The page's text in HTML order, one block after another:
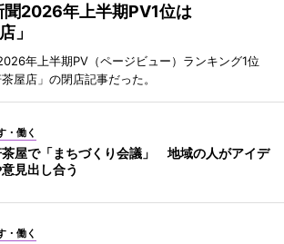
聞2026年上半期PV1位は
」
年上半期PV（ページビュー）ランキング1位
屋店」の閉店記事だった。
・働く
茶屋で「まちづくり会議」 地域の人がアイデ
見出し合う
・働く